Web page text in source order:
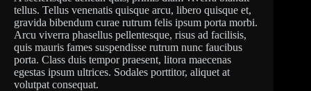
tellus. Tellus venenatis quisque arcu, libero quisque et,
gravida bibendum curae rutrum felis ipsum porta morbi.
Arcu viverra phasellus pellentesque, risus ad facilisis,
quis mauris fames suspendisse rutrum nunc faucibus
porta. Class duis tempor praesent, litora maecenas
egestas ipsum ultrices. Sodales porttitor, aliquet at
volutpat consequat.